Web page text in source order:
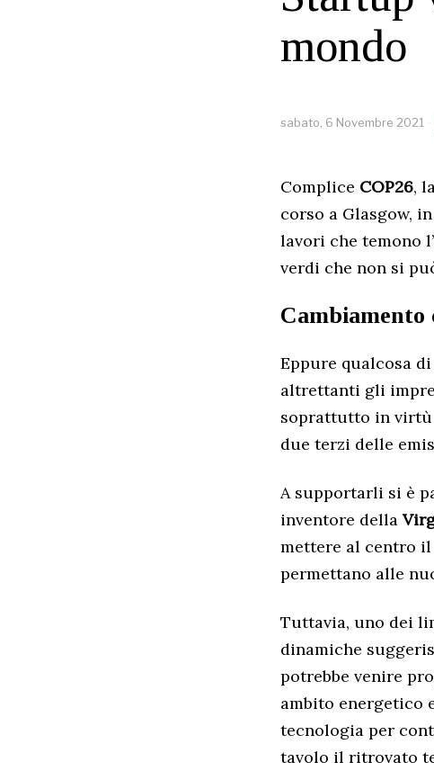
mondo
sabato, 6 Novembre 2021
Complice COP26,
corso a Glasgow,
lavori che temono
verdi che non si
Eppure qualcosa
altrettanti gli
soprattutto in virtù
due terzi delle
A supportarli si è
inventore della
mettere al centro
permettano alle
Tuttavia, uno dei
dinamiche
potrebbe venire
ambito energetico
tecnologia per
tavolo il ritrovato